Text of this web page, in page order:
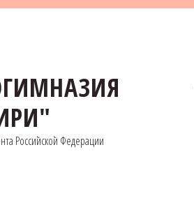
Российской Федерации